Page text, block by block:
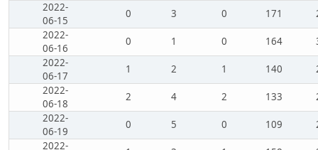
2022-
06-15
0 3 0 171
2022-
06-16
0 1 0 164
2022-
06-17
1 2 1 140
2022-
06-18
2 4 2 133
2022-
06-19
0 5 0 109
2022-